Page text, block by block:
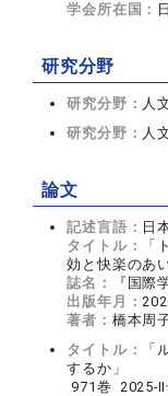
学会所在国：
研究分野
研究分野： 人
研究分野： 人
論文
記述言語： 日
タイトル：
「
効と快楽のあ
誌名：
『国
出版年月：
著者： 橋本周
タイトル：
「
するか」
971巻 2025-II